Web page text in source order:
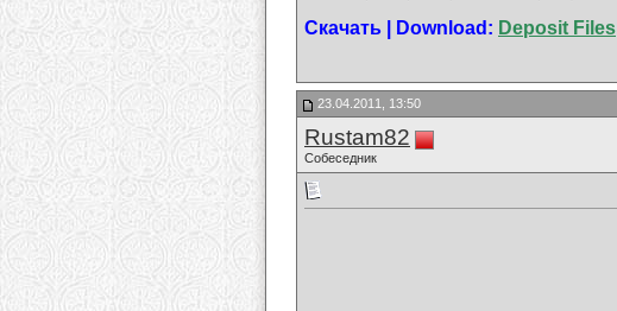
Скачать | Download: Deposit Files
23.04.2011, 13:50
Rustam82
Собеседник